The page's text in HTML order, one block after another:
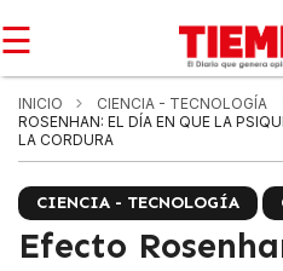
☰
INICIO CIENCIA - TECNOLOGÍA
ROSENHAN: EL DÍA EN QUE LA
LA CORDURA
CIENCIA - TECNOLOGÍA
Efecto